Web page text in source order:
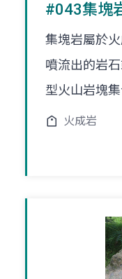
#043集塊
集塊岩屬於
噴流出的岩
型火山岩塊集
火成岩